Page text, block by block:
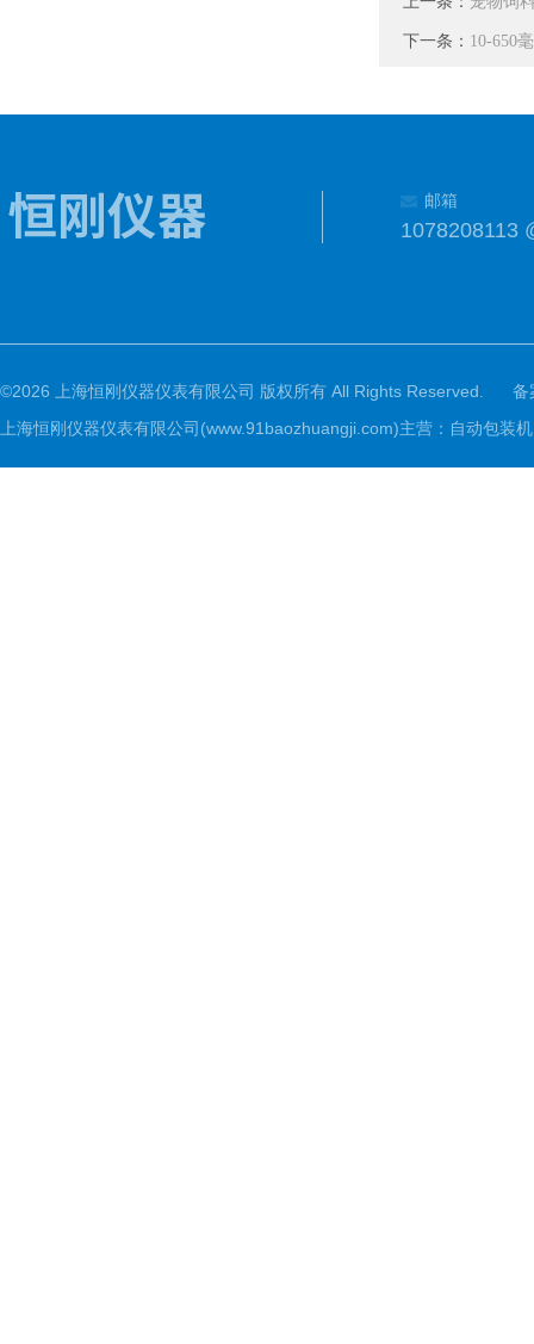
下一条： 10-650
邮箱
1078208113
©2026 上海恒刚仪器仪表有限公司 版权所有 All Rights Reserved.
备
上海恒刚仪器仪表有限公司(www.91baozhuangji.com)主营：自动包